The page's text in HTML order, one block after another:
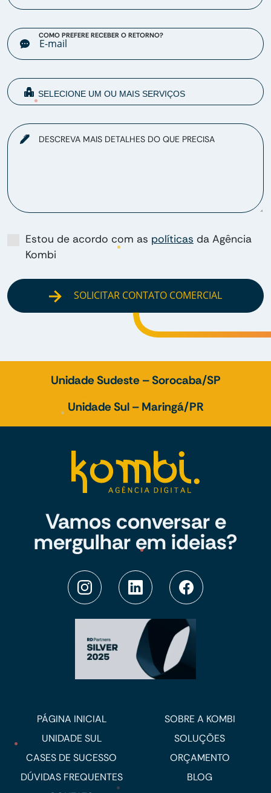
COMO PREFERE RECEBER O RETORNO?
DESCREVA MAIS DETALHES DO QUE PRECISA
Estou de acordo com as políticas da Agência
Kombi
SOLICITAR CONTATO COMERCIAL
Unidade Sudeste – Sorocaba/SP
Unidade Sul – Maringá/PR
Vamos conversar e
mergulhar em ideias?
PÁGINA INICIAL
SOBRE A KOMBI
UNIDADE SUL
SOLUÇÕES
CASES DE SUCESSO
ORÇAMENTO
DÚVIDAS FREQUENTES
BLOG